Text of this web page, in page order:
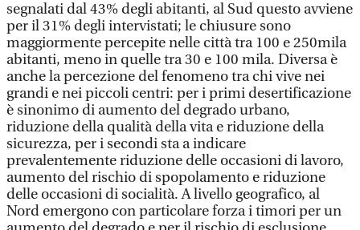
segnalati dal 43% degli abitanti, al Sud questo avviene
per il 31% degli intervistati; le chiusure sono
maggiormente percepite nelle città tra 100 e 250mila
abitanti, meno in quelle tra 30 e 100 mila. Diversa è
anche la percezione del fenomeno tra chi vive nei
grandi e nei piccoli centri: per i primi desertificazione
è sinonimo di aumento del degrado urbano,
riduzione della qualità della vita e riduzione della
sicurezza, per i secondi sta a indicare
prevalentemente riduzione delle occasioni di lavoro,
aumento del rischio di spopolamento e riduzione
delle occasioni di socialità. A livello geografico, al
Nord emergono con particolare forza i timori per un